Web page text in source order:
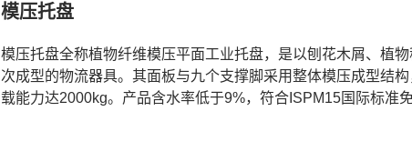
模压托盘
模压托盘全称植物纤维模压平面工业托盘，是以刨花木屑、植
次成型的物流器具。其面板与九个支撑脚采用整体模压成型结
载能力达2000kg。产品含水率低于9%，符合ISPM15国际标准